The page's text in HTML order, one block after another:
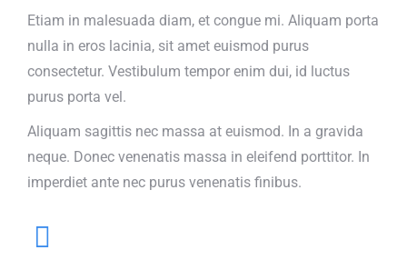
Etiam in malesuada diam, et congue mi. Aliquam porta
nulla in eros lacinia, sit amet euismod purus
consectetur. Vestibulum tempor enim dui, id luctus
purus porta vel.
Aliquam sagittis nec massa at euismod. In a gravida
neque. Donec venenatis massa in eleifend porttitor. In
imperdiet ante nec purus venenatis finibus.